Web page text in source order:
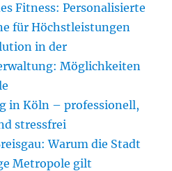
Fitness: Personalisierte
für Höchstleistungen
in der
Möglichkeiten
in Köln – professionell,
stressfrei
Warum die Stadt
Metropole gilt